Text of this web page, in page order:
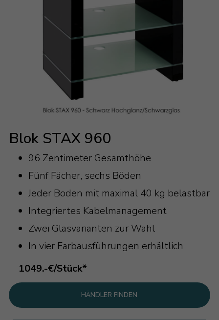
Blok STAX 960
96 Zentimeter Gesamthöhe
Fünf Fächer, sechs Böden
Jeder Boden mit maximal 40 kg belastbar
Integriertes Kabelmanagement
Zwei Glasvarianten zur Wahl
In vier Farbausführungen erhältlich
1049.-€/Stück*
HÄNDLER FINDEN